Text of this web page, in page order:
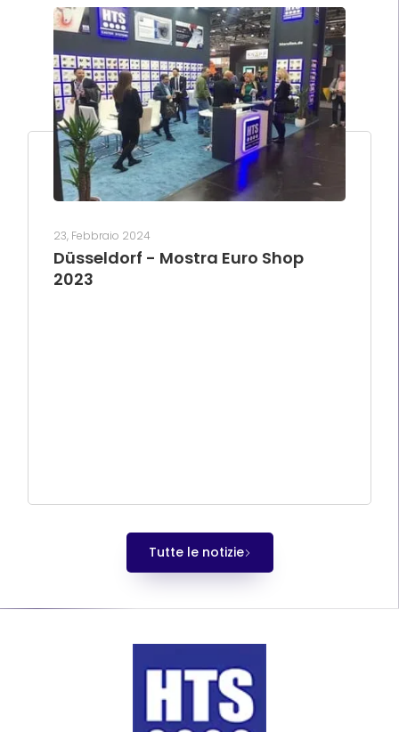
23, Febbraio 2024
Düsseldorf - Mostra Euro Shop
2023
Tutte le notizie